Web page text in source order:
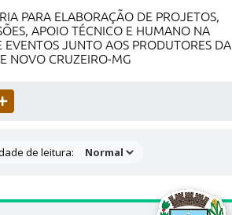
PARA ELABORAÇÃO DE PROJETOS,
APOIO TÉCNICO E HUMANO NA
JUNTO AOS PRODUTORES DA
NOVO CRUZEIRO-MG
de leitura: